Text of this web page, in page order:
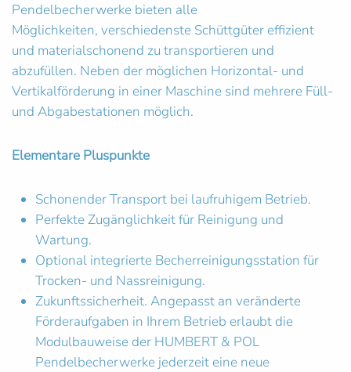
Pendelbecherwerke bieten alle
Möglichkeiten, verschiedenste Schüttgüter effizient
und materialschonend zu transportieren und
abzufüllen. Neben der möglichen Horizontal- und
Vertikalförderung in einer Maschine sind mehrere Füll-
und Abgabestationen möglich.
Elementare Pluspunkte
Schonender Transport bei laufruhigem Betrieb.
Perfekte Zugänglichkeit für Reinigung und
Wartung.
Optional integrierte Becherreinigungsstation für
Trocken- und Nassreinigung.
Zukunftssicherheit. Angepasst an veränderte
Förderaufgaben in Ihrem Betrieb erlaubt die
Modulbauweise der HUMBERT & POL
Pendelbecherwerke jederzeit eine neue